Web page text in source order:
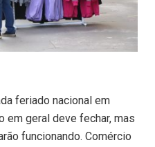
feriado nacional em
em geral deve fechar, mas
funcionando. Comércio